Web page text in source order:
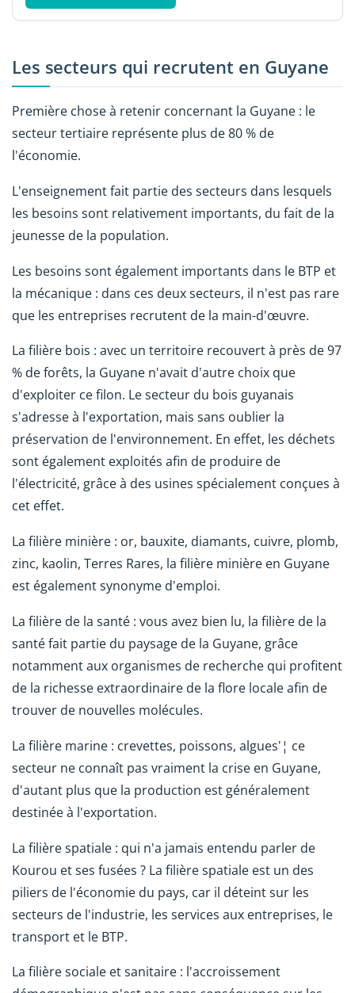
Les secteurs qui recrutent en Guyane
Première chose à retenir concernant la Guyane : le
secteur tertiaire représente plus de 80 % de
l'économie.
L'enseignement fait partie des secteurs dans lesquels
les besoins sont relativement importants, du fait de la
jeunesse de la population.
Les besoins sont également importants dans le BTP et
la mécanique : dans ces deux secteurs, il n'est pas rare
que les entreprises recrutent de la main-d'œuvre.
La filière bois : avec un territoire recouvert à près de 97
% de forêts, la Guyane n'avait d'autre choix que
d'exploiter ce filon. Le secteur du bois guyanais
s'adresse à l'exportation, mais sans oublier la
préservation de l'environnement. En effet, les déchets
sont également exploités afin de produire de
l'électricité, grâce à des usines spécialement conçues à
cet effet.
La filière minière : or, bauxite, diamants, cuivre, plomb,
zinc, kaolin, Terres Rares, la filière minière en Guyane
est également synonyme d'emploi.
La filière de la santé : vous avez bien lu, la filière de la
santé fait partie du paysage de la Guyane, grâce
notamment aux organismes de recherche qui profitent
de la richesse extraordinaire de la flore locale afin de
trouver de nouvelles molécules.
La filière marine : crevettes, poissons, algues'¦ ce
secteur ne connaît pas vraiment la crise en Guyane,
d'autant plus que la production est généralement
destinée à l'exportation.
La filière spatiale : qui n'a jamais entendu parler de
Kourou et ses fusées ? La filière spatiale est un des
piliers de l'économie du pays, car il déteint sur les
secteurs de l'industrie, les services aux entreprises, le
transport et le BTP.
La filière sociale et sanitaire : l'accroissement